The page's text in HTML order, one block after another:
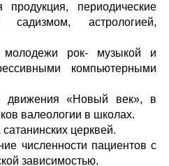
продукция, периодические
астрологией,
рок- музыкой и
компьютерными
движения «Новый век», в
валеологии в школах.
церквей.
численности пациентов с
зависимостью.